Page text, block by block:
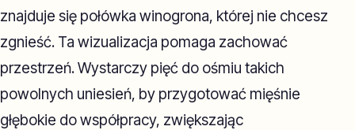
znajduje się połówka winogrona, której nie chcesz
zgnieść. Ta wizualizacja pomaga zachować
przestrzeń. Wystarczy pięć do ośmiu takich
powolnych uniesień, by przygotować mięśnie
głębokie do współpracy, zwiększając